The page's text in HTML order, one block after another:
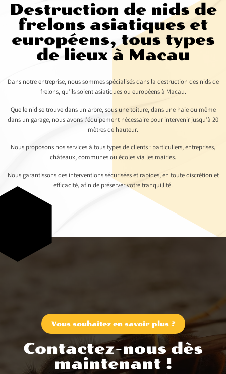
Destruction de nids de
frelons asiatiques et
européens, tous types
de lieux à Macau
Dans notre entreprise, nous sommes spécialisés dans la destruction des nids de
frelons, qu’ils soient asiatiques ou européens à Macau.
Que le nid se trouve dans un arbre, sous une toiture, dans une haie ou même
dans un garage, nous avons l’équipement nécessaire pour intervenir jusqu’à 20
mètres de hauteur.
Nous proposons nos services à tous types de clients : particuliers, entreprises,
châteaux, communes ou écoles via les mairies.
Nous garantissons des interventions sécurisées et rapides, en toute discrétion et
efficacité, afin de préserver votre tranquillité.
Vous souhaitez en savoir plus ?
Contactez-nous dès
maintenant !